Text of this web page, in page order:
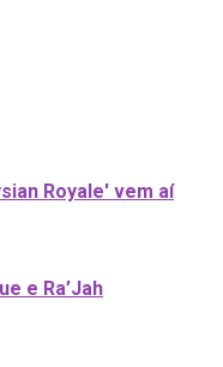
Royale' vem aí
e Ra’Jah